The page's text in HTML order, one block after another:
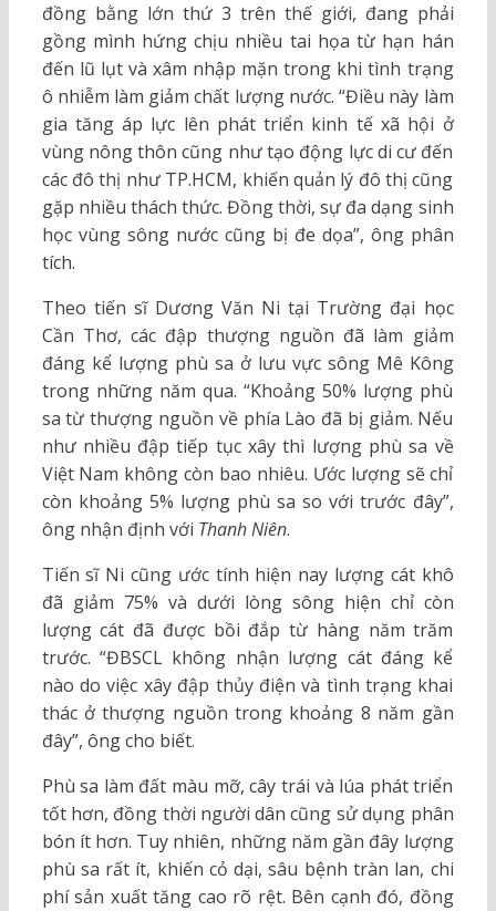
đồng bằng lớn thứ 3 trên thế giới, đang phải
gồng mình hứng chịu nhiều tai họa từ hạn hán
đến lũ lụt và xâm nhập mặn trong khi tình trạng
ô nhiễm làm giảm chất lượng nước. “Điều này làm
gia tăng áp lực lên phát triển kinh tế xã hội ở
vùng nông thôn cũng như tạo động lực di cư đến
các đô thị như TP.HCM, khiến quản lý đô thị cũng
gặp nhiều thách thức. Đồng thời, sự đa dạng sinh
học vùng sông nước cũng bị đe dọa”, ông phân
tích.
Theo tiến sĩ Dương Văn Ni tại Trường đại học
Cần Thơ, các đập thượng nguồn đã làm giảm
đáng kể lượng phù sa ở lưu vực sông Mê Kông
trong những năm qua. “Khoảng 50% lượng phù
sa từ thượng nguồn về phía Lào đã bị giảm. Nếu
như nhiều đập tiếp tục xây thì lượng phù sa về
Việt Nam không còn bao nhiêu. Ước lượng sẽ chỉ
còn khoảng 5% lượng phù sa so với trước đây”,
ông nhận định với Thanh Niên.
Tiến sĩ Ni cũng ước tính hiện nay lượng cát khô
đã giảm 75% và dưới lòng sông hiện chỉ còn
lượng cát đã được bồi đắp từ hàng năm trăm
trước. “ĐBSCL không nhận lượng cát đáng kể
nào do việc xây đập thủy điện và tình trạng khai
thác ở thượng nguồn trong khoảng 8 năm gần
đây”, ông cho biết.
Phù sa làm đất màu mỡ, cây trái và lúa phát triển
tốt hơn, đồng thời người dân cũng sử dụng phân
bón ít hơn. Tuy nhiên, những năm gần đây lượng
phù sa rất ít, khiến cỏ dại, sâu bệnh tràn lan, chi
phí sản xuất tăng cao rõ rệt. Bên cạnh đó, đồng